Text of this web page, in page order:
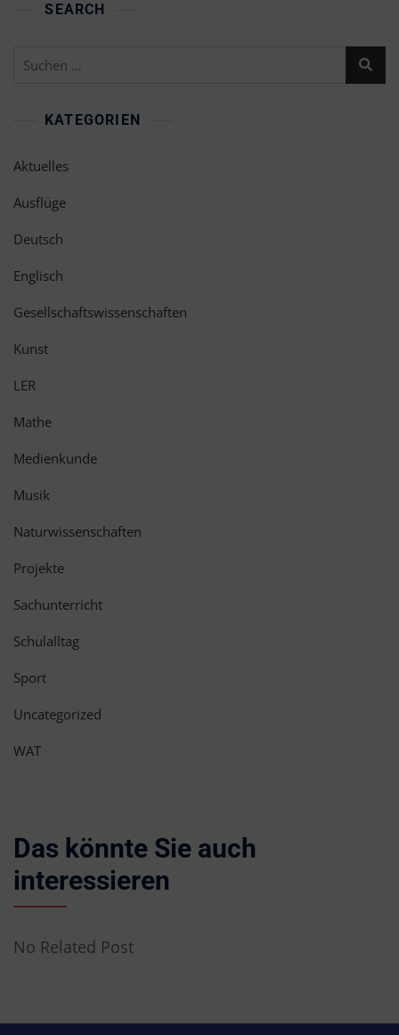
SEARCH
Suchen
KATEGORIEN
Aktuelles
Ausflüge
Deutsch
Englisch
Gesellschaftswissenschaften
Kunst
LER
Mathe
Medienkunde
Musik
Naturwissenschaften
Projekte
Sachunterricht
Schulalltag
Sport
Uncategorized
WAT
Das könnte Sie auch
interessieren
No Related Post